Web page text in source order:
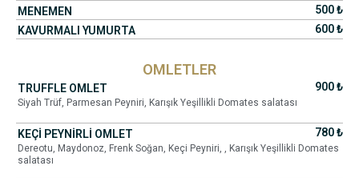
MENEMEN
500 ₺
KAVURMALI YUMURTA
600 ₺
OMLETLER
TRUFFLE OMLET 900 ₺
Siyah Trüf, Parmesan Peyniri, Karışık Yeşillikli Domates salatası
KEÇİ PEYNİRLİ OMLET 780 ₺
Dereotu, Maydonoz, Frenk Soğan, Keçi Peyniri, , Karışık Yeşillikli Domates
salatası